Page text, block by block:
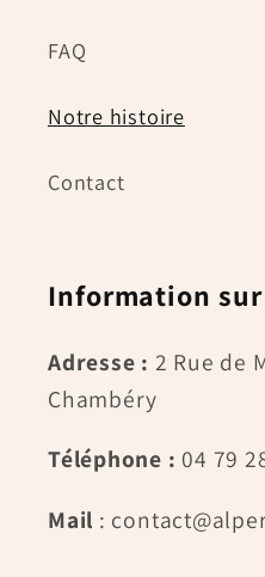
FAQ
Notre histoire
Contact
Information
Adresse : 2 Rue de
Chambéry
Téléphone : 04 79
Mail :